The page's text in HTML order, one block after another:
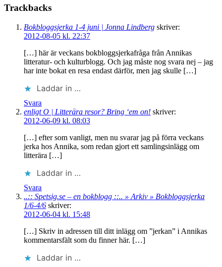
Trackbacks
Bokbloggsjerka 1-4 juni | Jonna Lindberg skriver:
2012-08-05 kl. 22:37
[…] här är veckans bokbloggsjerkafråga från Annikas
litteratur- och kulturblogg. Och jag måste nog svara nej – jag
har inte bokat en resa endast därför, men jag skulle […]
Laddar in …
Svara
enligt O | Litterära resor? Bring ‘em on! skriver:
2012-06-09 kl. 08:03
[…] efter som vanligt, men nu svarar jag på förra veckans
jerka hos Annika, som redan gjort ett samlingsinlägg om
litterära […]
Laddar in …
Svara
..:: Spetsig.se – en bokblogg ::.. » Arkiv » Bokbloggsjerka
1/6-4/6 skriver:
2012-06-04 kl. 15:48
[…] Skriv in adressen till ditt inlägg om ”jerkan” i Annikas
kommentarsfält som du finner här. […]
Laddar in …